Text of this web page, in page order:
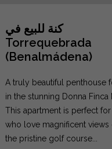
كنة للبيع في
Torrequebrada
(Benalmádena)
A truly beautiful penthouse
in the stunning Donna Finca
This apartment is perfect
who love magnificent views
the pristine golf course...